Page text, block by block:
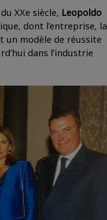
XXe siècle, Leopoldo
dont l’entreprise, la
un modèle de réussite
dans l’industrie